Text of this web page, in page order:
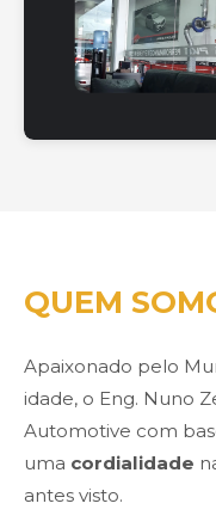
QUEM
Apaixonado pelo
idade, o Eng. Nuno
Automotive com
uma cordialidade
antes visto.